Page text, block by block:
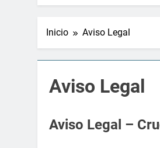
Inicio Aviso Legal
Aviso Legal
Aviso Legal –